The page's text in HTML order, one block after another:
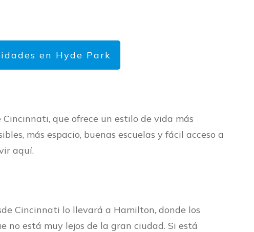
en Hyde Park
Cincinnati, que ofrece un estilo de vida más
más espacio, buenas escuelas y fácil acceso a
aquí.
Cincinnati lo llevará a Hamilton, donde los
no está muy lejos de la gran ciudad. Si está